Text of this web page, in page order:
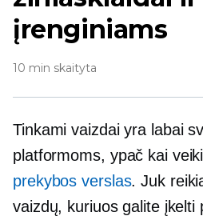
įrenginiams
10 min skaityta
Tinkami vaizdai yra labai
platformoms, ypač kai
prekybos verslas. Juk
vaizdų, kuriuos galite įkelti